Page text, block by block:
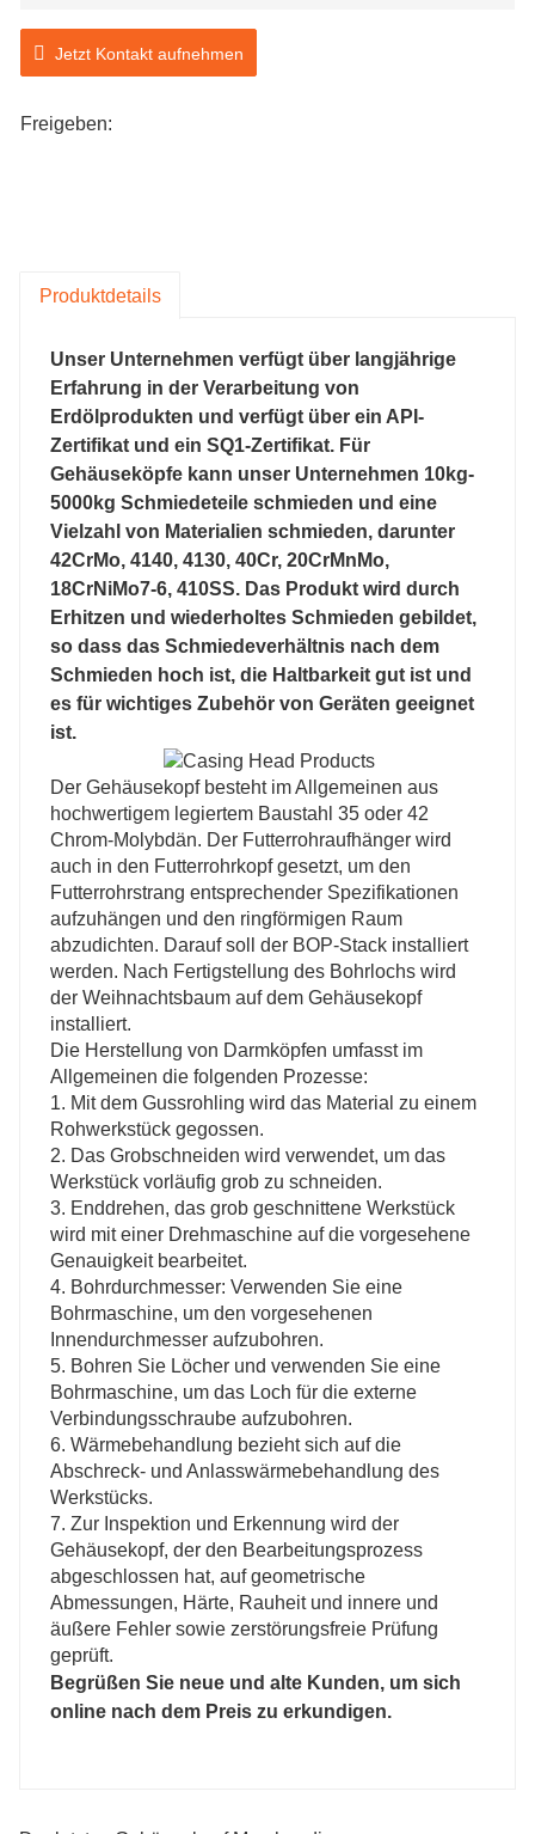
Jetzt Kontakt aufnehmen
Freigeben:
Produktdetails
Unser Unternehmen verfügt über langjährige
Erfahrung in der Verarbeitung von
Erdölprodukten und verfügt über ein API-
Zertifikat und ein SQ1-Zertifikat. Für
Gehäuseköpfe kann unser Unternehmen 10kg-
5000kg Schmiedeteile schmieden und eine
Vielzahl von Materialien schmieden, darunter
42CrMo, 4140, 4130, 40Cr, 20CrMnMo,
18CrNiMo7-6, 410SS. Das Produkt wird durch
Erhitzen und wiederholtes Schmieden gebildet,
so dass das Schmiedeverhältnis nach dem
Schmieden hoch ist, die Haltbarkeit gut ist und
es für wichtiges Zubehör von Geräten geeignet
ist.
Der Gehäusekopf besteht im Allgemeinen aus
hochwertigem legiertem Baustahl 35 oder 42
Chrom-Molybdän. Der Futterrohraufhänger wird
auch in den Futterrohrkopf gesetzt, um den
Futterrohrstrang entsprechender Spezifikationen
aufzuhängen und den ringförmigen Raum
abzudichten. Darauf soll der BOP-Stack installiert
werden. Nach Fertigstellung des Bohrlochs wird
der Weihnachtsbaum auf dem Gehäusekopf
installiert.
Die Herstellung von Darmköpfen umfasst im
Allgemeinen die folgenden Prozesse:
1. Mit dem Gussrohling wird das Material zu einem
Rohwerkstück gegossen.
2. Das Grobschneiden wird verwendet, um das
Werkstück vorläufig grob zu schneiden.
3. Enddrehen, das grob geschnittene Werkstück
wird mit einer Drehmaschine auf die vorgesehene
Genauigkeit bearbeitet.
4. Bohrdurchmesser: Verwenden Sie eine
Bohrmaschine, um den vorgesehenen
Innendurchmesser aufzubohren.
5. Bohren Sie Löcher und verwenden Sie eine
Bohrmaschine, um das Loch für die externe
Verbindungsschraube aufzubohren.
6. Wärmebehandlung bezieht sich auf die
Abschreck- und Anlasswärmebehandlung des
Werkstücks.
7. Zur Inspektion und Erkennung wird der
Gehäusekopf, der den Bearbeitungsprozess
abgeschlossen hat, auf geometrische
Abmessungen, Härte, Rauheit und innere und
äußere Fehler sowie zerstörungsfreie Prüfung
geprüft.
Begrüßen Sie neue und alte Kunden, um sich
online nach dem Preis zu erkundigen.